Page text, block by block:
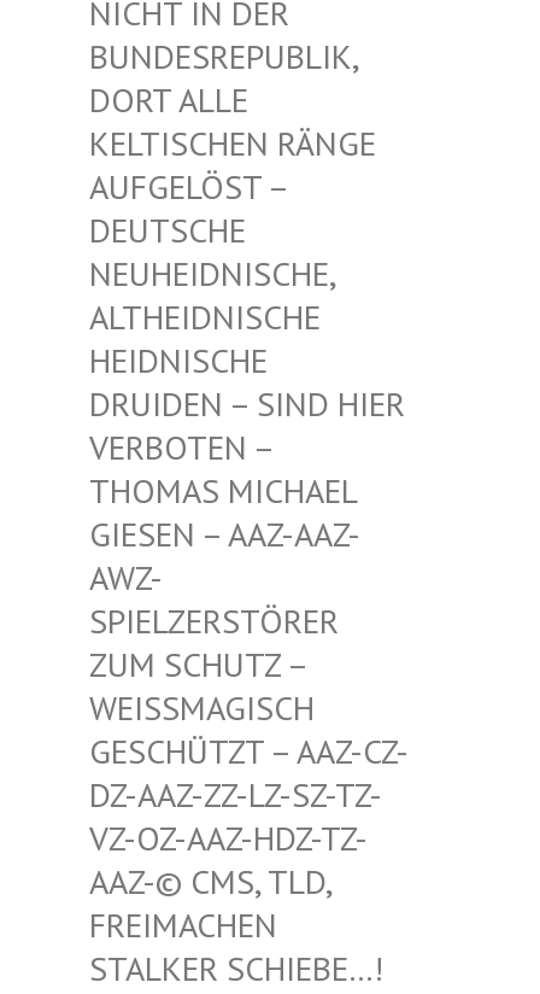
ICHT IN DER B
UNDESREPUBLIK, D
ORT ALLE K
ELTISCHEN RÄNGE A
UFGELÖST – D
EUTSCHE N
EUHEIDNISCHE, A
LTHEIDNISCHE H
EIDNISCHE D
RUIDEN – SIND HIER V
ERBOTEN – T
HOMAS MICHAEL G
IESEN – AAZ-AAZ-A
WZ-S
PIELZERSTÖRER Z
UM SCHUTZ – W
EISSMAGISCH GE
SCHÜTZT – AAZ-CZ-DZ
-AAZ-ZZ-LZ-SZ-TZ-VZ
-OZ-AAZ-HDZ-TZ-AA
Z-© CMS, TLD, FR
EIMACHEN ST
ALKER SCHIEBE…! GI